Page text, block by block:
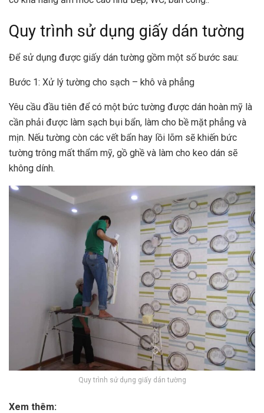
Quy trình sử dụng giấy dán tường
Để sử dụng được giấy dán tường gồm một số bước sau:
Bước 1: Xử lý tường cho sạch – khô và phẳng
Yêu cầu đầu tiên để có một bức tường được dán hoàn mỹ là
cần phải được làm sạch bụi bẩn, làm cho bề mặt phẳng và
mịn. Nếu tường còn các vết bẩn hay lồi lõm sẽ khiến bức
tường trông mất thẩm mỹ, gồ ghề và làm cho keo dán sẽ
không dính.
Quy trình sử dụng giấy dán tường
Xem thêm: